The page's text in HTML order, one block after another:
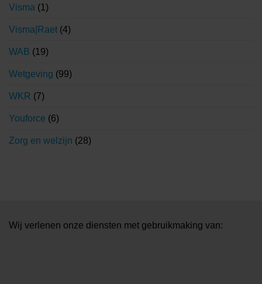
Visma (1)
Visma|Raet (4)
WAB (19)
Wetgeving (99)
WKR (7)
Youforce (6)
Zorg en welzijn (28)
Wij verlenen onze diensten met gebruikmaking van: